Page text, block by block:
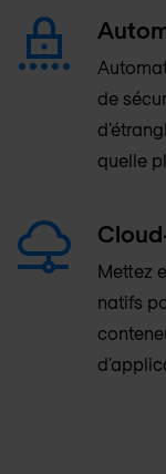
de
quelle
Mettez
natifs